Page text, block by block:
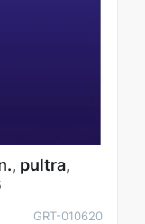
pultra,
GRT-010620